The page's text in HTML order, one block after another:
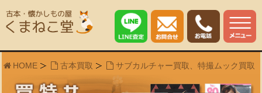
HOME 古本買取 サブカルチャー買取、特撮ムック買取